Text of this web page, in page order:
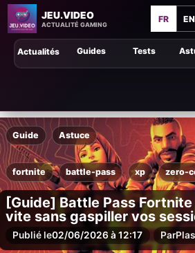
JEU.VIDEO
ACTUALITÉ GAMING
FR EN
Guides Tests
Actualités
Guide Astuce
fortnite battle-pass xp zero-
[Guide] Battle Pass
vite sans gaspiller vos
Publié le02/06/2026 à 12:17 Par